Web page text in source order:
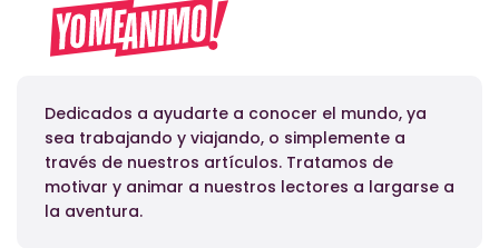
Dedicados a ayudarte a conocer el mundo, ya
sea trabajando y viajando, o simplemente a
través de nuestros artículos. Tratamos de
motivar y animar a nuestros lectores a largarse a
la aventura.